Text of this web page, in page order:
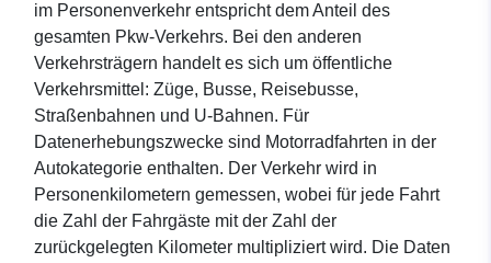
im Personenverkehr entspricht dem Anteil des
gesamten Pkw-Verkehrs. Bei den anderen
Verkehrsträgern handelt es sich um öffentliche
Verkehrsmittel: Züge, Busse, Reisebusse,
Straßenbahnen und U-Bahnen. Für
Datenerhebungszwecke sind Motorradfahrten in der
Autokategorie enthalten. Der Verkehr wird in
Personenkilometern gemessen, wobei für jede Fahrt
die Zahl der Fahrgäste mit der Zahl der
zurückgelegten Kilometer multipliziert wird. Die Daten